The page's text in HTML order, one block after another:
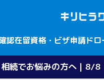
認在留資格・ビザ申請ド
続でお悩みの方へ | 8/8